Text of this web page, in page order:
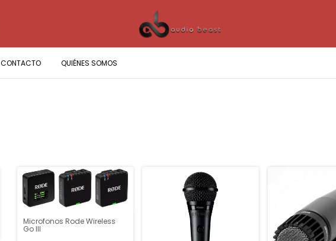
CONTACTO QUIÉNES SOMOS
Microfonos Rode Wireless
Go III